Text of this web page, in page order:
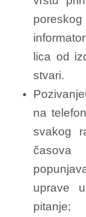
lica od
stvari.
na
svakog
časova
uprave
pitanje;